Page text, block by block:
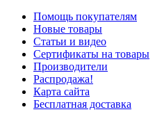
Помощь покупателям
Новые товары
Статьи и видео
Сертификаты на товары
Производители
Распродажа!
Карта сайта
Бесплатная доставка